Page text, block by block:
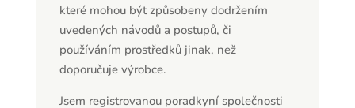
které mohou být způsobeny dodržením
uvedených návodů a postupů, či
používáním prostředků jinak, než
doporučuje výrobce.
Jsem registrovanou poradkyní společnosti